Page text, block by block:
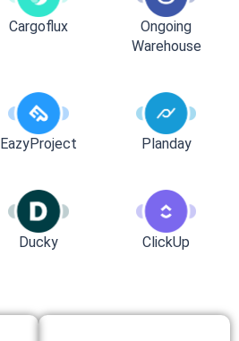
Cargoflux
Ongoing
Warehouse
EazyProject Planday
Ducky ClickUp